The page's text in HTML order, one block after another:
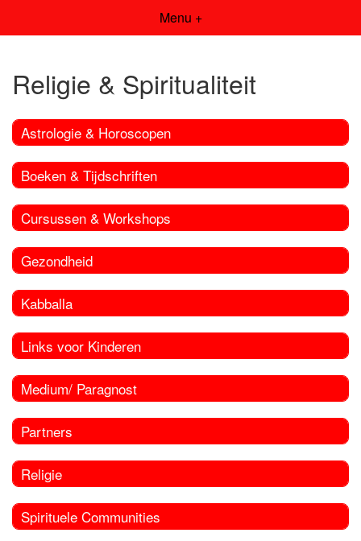
Menu +
Religie & Spiritualiteit
Astrologie & Horoscopen
Boeken & Tijdschriften
Cursussen & Workshops
Gezondheid
Kabballa
Links voor Kinderen
Medium/ Paragnost
Partners
Religie
Spirituele Communities